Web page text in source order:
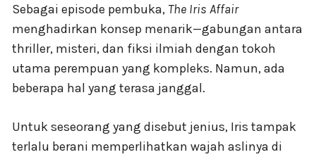
Sebagai episode pembuka, The Iris Affair
menghadirkan konsep menarik—gabungan antara
thriller, misteri, dan fiksi ilmiah dengan tokoh
utama perempuan yang kompleks. Namun, ada
beberapa hal yang terasa janggal.
Untuk seseorang yang disebut jenius, Iris tampak
terlalu berani memperlihatkan wajah aslinya di